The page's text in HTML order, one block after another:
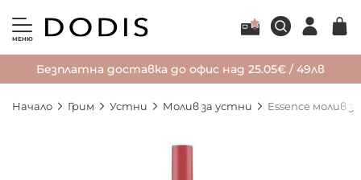
МЕНЮ
Безплатна доставка до офис над 25.05€ / 49лв
Начало Грим Устни Молив за устни Essence молив